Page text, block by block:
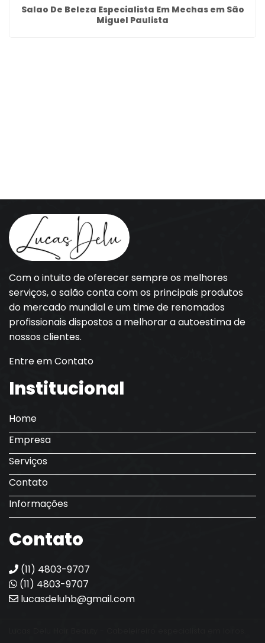
Salao De Beleza Especialista Em Mechas em São
Miguel Paulista
Com o intuito de oferecer sempre os melhores
serviços, o salão conta com os principais produtos
do mercado mundial e um time de renomados
profissionais dispostos a melhorar a autoestima de
nossos clientes.
Entre em Contato
Institucional
Home
Empresa
Serviços
Contato
Informações
Contato
(11) 4803-9707
(11) 4803-9707
lucasdeluhb@gmail.com